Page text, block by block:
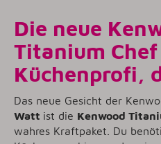
Die neue
Titanium
Küchenprofi,
Das neue Gesicht der
Watt ist die Kenwood
wahres Kraftpaket. Du